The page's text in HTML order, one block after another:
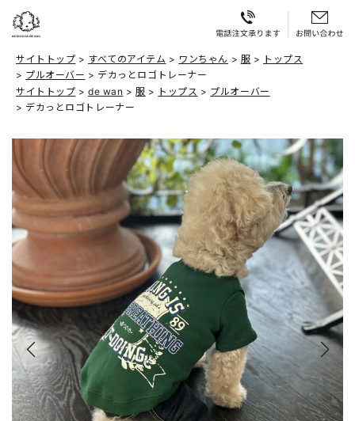
サイトトップ すべてのアイテム ワンちゃん 服
トップス
プルオーバー
デカっとロゴトレーナー
サイトトップ
de wan 服 トップス
プルオーバー
デカっとロゴトレーナー